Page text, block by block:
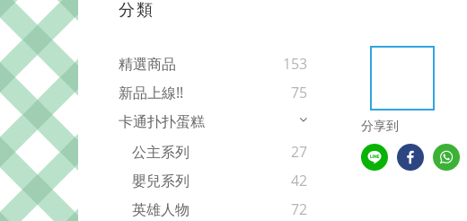
分類
精選商品
153
新品上線!!
75
卡通扑扑蛋糕
公主系列
27
嬰兒系列
42
英雄人物
72
分享到